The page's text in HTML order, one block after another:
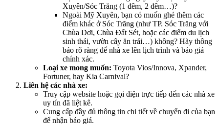
Xuyên/Sóc Trăng (1 đêm, 2 đêm…)?
Ngoài Mỹ Xuyên, bạn có muốn ghé thêm các
điểm khác ở Sóc Trăng (như TP. Sóc Trăng với
Chùa Dơi, Chùa Đất Sét, hoặc các điểm du lịch
sinh thái, vườn cây ăn trái…) không? Hãy thông
báo rõ ràng để nhà xe lên lịch trình và báo giá
chính xác.
Loại xe mong muốn: Toyota Vios/Innova, Xpander,
Fortuner, hay Kia Carnival?
Liên hệ các nhà xe:
Truy cập website hoặc gọi điện trực tiếp đến các nhà xe
uy tín đã liệt kê.
Cung cấp đầy đủ thông tin chi tiết về chuyến đi của bạn
để nhận báo giá.